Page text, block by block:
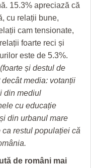
15.3% apreciază că
cu relații bune,
cam tensionate,
foarte reci și
este de 5.3%.
și destul de
media: votanții
din mediul
cu educație
din urbanul mare
restul populației că
de români mai